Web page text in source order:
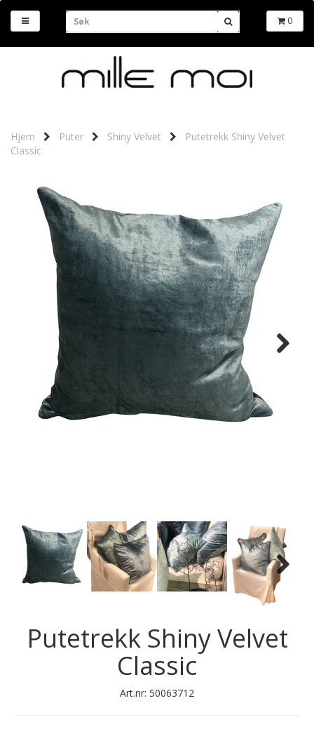
0
Hjem Puter Shiny Velvet
Putetrekk Shiny Velvet
Classic
Next
Putetrekk Shiny Velvet
Classic
Art.nr: 50063712